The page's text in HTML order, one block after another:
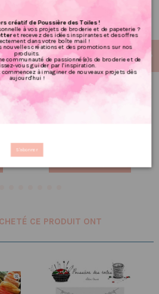
Grille point de croix :
Couture kawaii PDF
CE PRODUIT ONT
créatif de Poussière des Toiles !
à vos projets de broderie et de papeterie ?
et recevez des idées inspirantes et des offres
dans votre boîte mail !
nouvelles créations et des promotions sur nos
produits.
communauté de passionné(e)s de broderie et de
vous guider par l'inspiration.
à imaginer de nouveaux projets dès
aujourd'hui !
S'abonner